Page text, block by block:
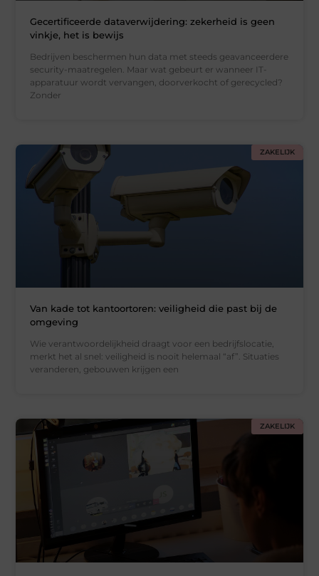
Gecertificeerde dataverwijdering: zekerheid is geen
vinkje, het is bewijs
Bedrijven beschermen hun data met steeds geavanceerdere
security-maatregelen. Maar wat gebeurt er wanneer IT-
apparatuur wordt vervangen, doorverkocht of gerecycled?
Zonder
ZAKELIJK
Van kade tot kantoortoren: veiligheid die past bij de
omgeving
Wie verantwoordelijkheid draagt voor een bedrijfslocatie,
merkt het al snel: veiligheid is nooit helemaal “af”. Situaties
veranderen, gebouwen krijgen een
ZAKELIJK